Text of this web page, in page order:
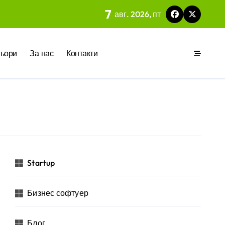
за бъдещето на технологиите и AI
изкуствен интелект в хотелиерството
7 авг. 2026, пт
За нас Контакти
Startup
Бизнес софтуер
Блог